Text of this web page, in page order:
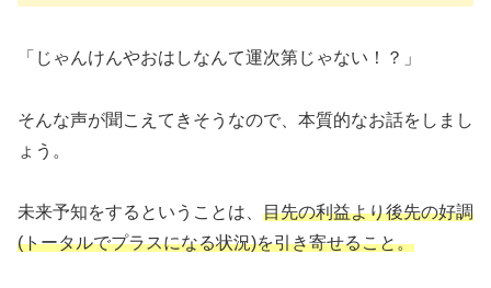
「じゃんけんやおはしなんて運次第じゃない！？」
そんな声が聞こえてきそうなので、本質的なお話をしまし
ょう。
未来予知をするということは、 目先の利益より後先の好調
(トータルでプラスになる状況)を引き寄せること。